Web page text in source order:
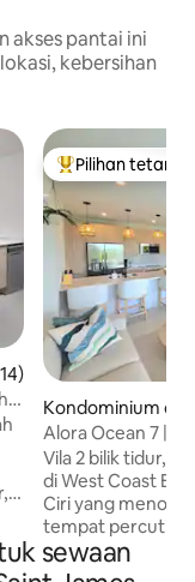
akses pantai ini
kebersihan
purata 5.0
3
Pilihan utama
Pilihan tetamu
Kondominium
arlton
Alora Ocean 7 |
Bumbung &
Vila 2 bilik tidur, 2
di West Coast
Ciri yang
tempat percutian
dengan kolam
pemandangan
sewaan